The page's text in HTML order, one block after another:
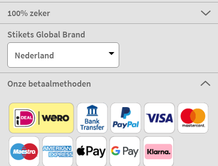
100% zeker
Stikets Global Brand
Nederland
Onze betaalmethoden